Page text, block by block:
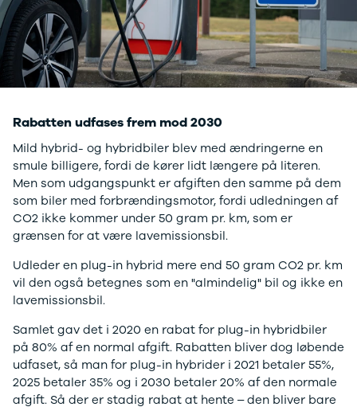
Kamiq
Karoq
Kodiaq
Octavia
Rapid
Superb
Smart
Se alle Smart
Subaru
Se alle
Subaru
Forrester
Se alle Suzuki
Splash
Ignis
S-Cross
Vitara
Celerio
Tesla
Rabatten udfases frem mod 2030
Mild hybrid- og hybridbiler blev med ændringerne en
smule billigere, fordi de kører lidt længere på literen.
Men som udgangspunkt er afgiften den samme på dem
som biler med forbrændingsmotor, fordi udledningen af
CO2 ikke kommer under 50 gram pr. km, som er
grænsen for at være lavemissionsbil.
Udleder en plug-in hybrid mere end 50 gram CO2 pr. km
vil den også betegnes som en "almindelig" bil og ikke en
lavemissionsbil.
Samlet gav det i 2020 en rabat for plug-in hybridbiler
på 80% af en normal afgift. Rabatten bliver dog løbende
udfaset, så man for plug-in hybrider i 2021 betaler 55%,
2025 betaler 35% og i 2030 betaler 20% af den normale
afgift. Så der er stadig rabat at hente – den bliver bare